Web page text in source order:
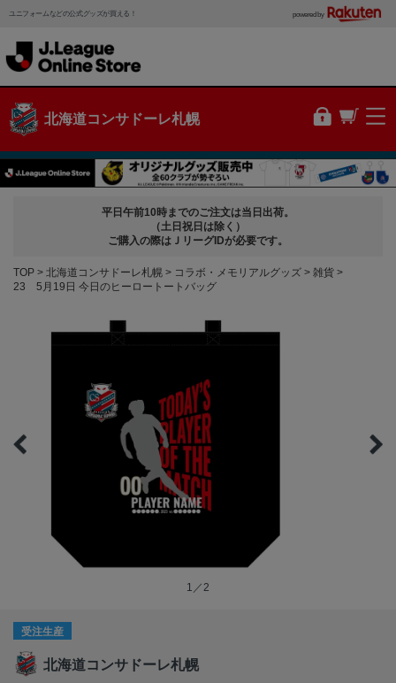
ユニフォームなどの公式グッズが買える！ powered by
北海道コンサドーレ札幌
平日午前10時までのご注文は当日出荷。
（土日祝日は除く）
ご購入の際はＪリーグIDが必要です。
TOP 北海道コンサドーレ札幌 コラボ・メモリアルグッズ
雑貨
23 5月19日 今日のヒーロートートバッグ
1／2
受注生産
北海道コンサドーレ札幌